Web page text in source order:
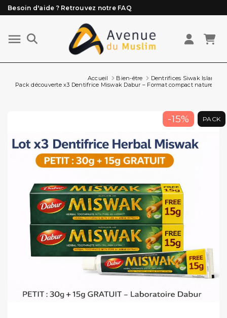
Besoin d'aide ? Retrouvez notre FAQ
Livraison offerte à partir de 89€ d'achat*
Les Commandes passées avant 15h (lun au Vend)
sont préparées et expédiées le jour même
Accueil Bien-être
Dentrifices Siwak Islam
Pack découverte x3 Dentifrice Miswak Dabur – Format compact naturel -
-15% PACK